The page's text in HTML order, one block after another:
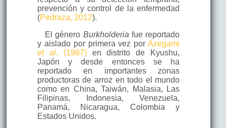
prevención y control de la enfermedad
(Pedraza, 2012).
El género Burkholderia fue reportado
y aislado por primera vez porAzegami
et al. (1987)en distrito de Kyushu,
Japón y desde entonces se ha
reportado en importantes zonas
productoras de arroz en todo el mundo
como en China, Taiwán, Malasia, Las
Filipinas, Indonesia, Venezuela,
Panamá, Nicaragua, Colombia y
Estados Unidos.